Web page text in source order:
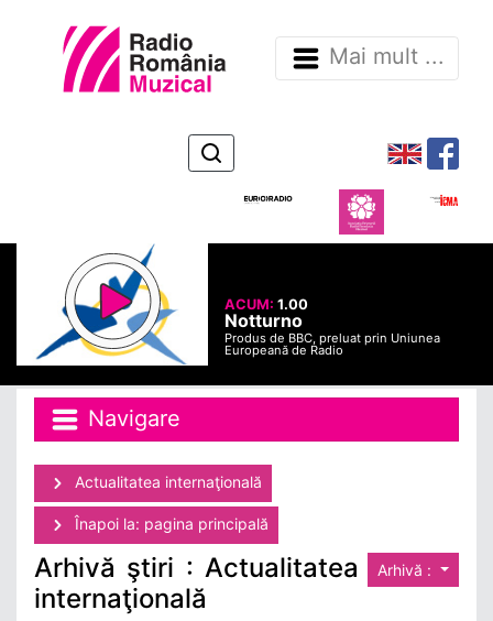
Mai mult ...
ACUM:1.00
Notturno
Produs de BBC, preluat prin Uniunea
Europeană de Radio
Navigare
Actualitatea internaţională
Înapoi la: pagina principală
Arhivă :
Arhivă ştiri : Actualitatea
internaţională